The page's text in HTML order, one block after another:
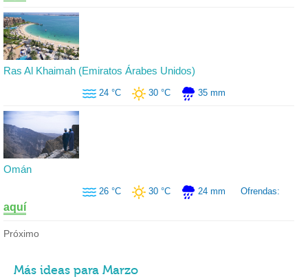
Ras Al Khaimah (Emiratos Árabes Unidos)
24 °C 30 °C 35 mm
Omán
26 °C 30 °C 24 mm Ofrendas:
aquí
Próximo
Más ideas para Marzo